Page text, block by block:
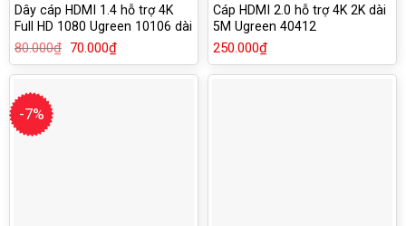
Dây cáp HDMI 1.4 hỗ trợ 4K
Full HD 1080 Ugreen 10106 dài
1M
80.000₫
Giá
là:
70.000₫Giá
hiện
tại
Cáp HDMI 2.0 hỗ trợ 4K 2K dài
5M Ugreen 40412
250.000₫
-7%